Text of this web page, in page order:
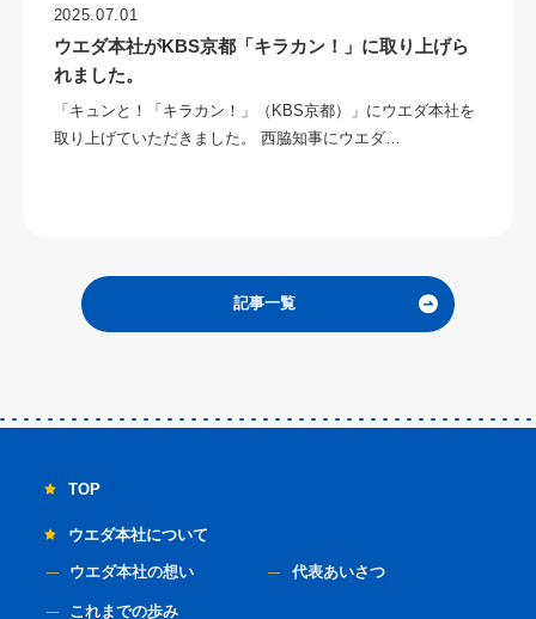
2025.07.01
ウエダ本社がKBS京都「キラカン！」に取り上げら
れました。
「キュンと！「キラカン！」（KBS京都）」にウエダ本社を
取り上げていただきました。 西脇知事にウエダ…
記事一覧
TOP
ウエダ本社について
ウエダ本社の想い 代表あいさつ
これまでの歩み